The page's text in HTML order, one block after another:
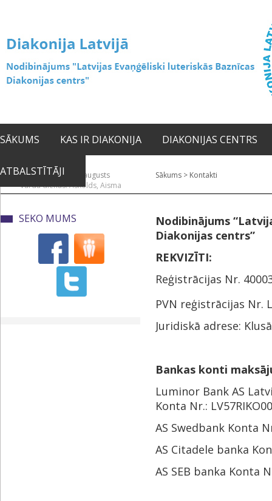
SĀKUMS KAS IR DIAKONIJA DIAKONIJAS CENTRS
ATBALSTĪTĀJI2026. gada 06. augusts
Vārda dienas: Askolds, Aisma
Sākums > Kontakti
SEKO MUMS
Nodibinājums
Diakonijas centrs”
REKVIZĪTI:
Reģistrācijas Nr.
PVN reģistrācijas Nr.
Juridiskā adrese:
Bankas konti
Luminor Bank AS
Konta Nr.:
AS Swedbank Konta
AS Citadele banka
AS SEB banka Konta